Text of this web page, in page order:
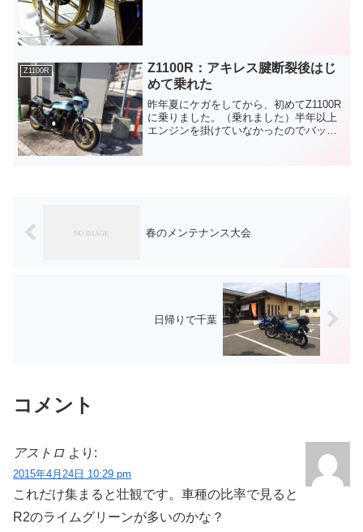
Z1100R
Z1100R：アキレス腱断裂後はじ
めて乗れた
昨年夏にケガをしてから、初めてZ1100R
に乗りました。（乗れました）半年以上
エンジンを掛けていなかったのでバッテ
春のメンテナンス大会
日帰りで千葉
コメント
アストロ より:
2015年4月24日 10:29 pm
これだけ集まると壮観です。車種の比率で見ると
R2のライムグリーンが多いのかな？